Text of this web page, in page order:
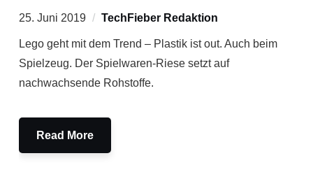
25. Juni 2019 TechFieber Redaktion
Lego geht mit dem Trend – Plastik ist out. Auch beim
Spielzeug. Der Spielwaren-Riese setzt auf
nachwachsende Rohstoffe.
Read More